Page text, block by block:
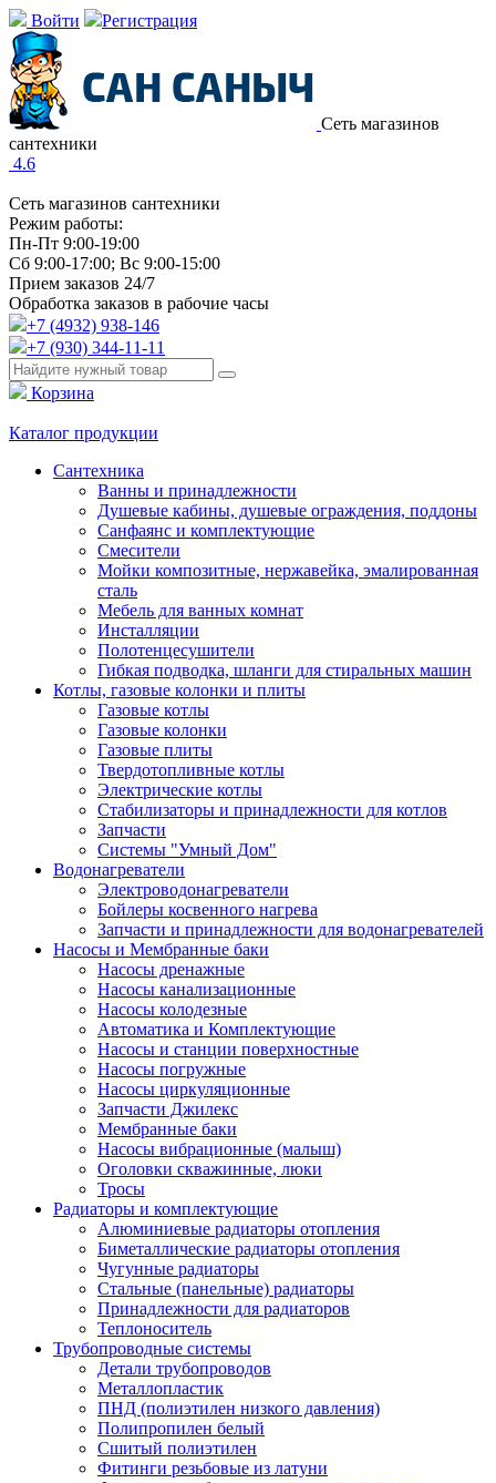
Войти Регистрация
Сеть магазинов
сантехники
4.6
Сеть магазинов сантехники
Режим работы:
Пн-Пт 9:00-19:00
Сб 9:00-17:00; Вс 9:00-15:00
Прием заказов 24/7
Обработка заказов в рабочие часы
+7 (4932) 938-146
+7 (930) 344-11-11
Корзина
Каталог продукции
Сантехника
Ванны и принадлежности
Душевые кабины, душевые ограждения, поддоны
Санфаянс и комплектующие
Смесители
Мойки композитные, нержавейка, эмалированная
сталь
Мебель для ванных комнат
Инсталляции
Полотенцесушители
Гибкая подводка, шланги для стиральных машин
Котлы, газовые колонки и плиты
Газовые котлы
Газовые колонки
Газовые плиты
Твердотопливные котлы
Электрические котлы
Стабилизаторы и принадлежности для котлов
Запчасти
Системы "Умный Дом"
Водонагреватели
Электроводонагреватели
Бойлеры косвенного нагрева
Запчасти и принадлежности для водонагревателей
Насосы и Мембранные баки
Насосы дренажные
Насосы канализационные
Насосы колодезные
Автоматика и Комплектующие
Насосы и станции поверхностные
Насосы погружные
Насосы циркуляционные
Запчасти Джилекс
Мембранные баки
Насосы вибрационные (малыш)
Оголовки скважинные, люки
Тросы
Радиаторы и комплектующие
Алюминиевые радиаторы отопления
Биметаллические радиаторы отопления
Чугунные радиаторы
Стальные (панельные) радиаторы
Принадлежности для радиаторов
Теплоноситель
Трубопроводные системы
Детали трубопроводов
Металлопластик
ПНД (полиэтилен низкого давления)
Полипропилен белый
Сшитый полиэтилен
Фитинги резьбовые из латуни